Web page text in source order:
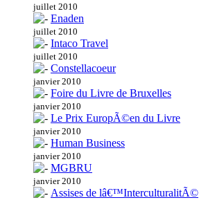
juillet 2010
Enaden
juillet 2010
Intaco Travel
juillet 2010
Constellacoeur
janvier 2010
Foire du Livre de Bruxelles
janvier 2010
Le Prix EuropÃ©en du Livre
janvier 2010
Human Business
janvier 2010
MGBRU
janvier 2010
Assises de lâ€™InterculturalitÃ©